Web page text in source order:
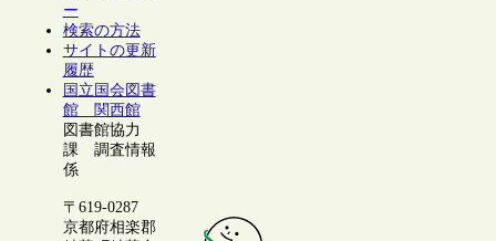
ー
検索の方法
サイトの更新
履歴
国立国会図書
館 関西館
図書館協力
課 調査情報
係
〒619-0287
京都府相楽郡